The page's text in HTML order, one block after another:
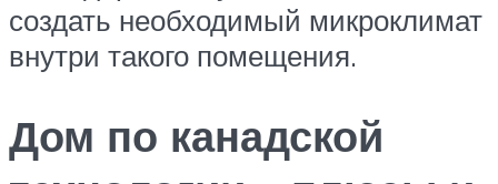
создать необходимый микроклимат
внутри такого помещения.
Дом по канадской